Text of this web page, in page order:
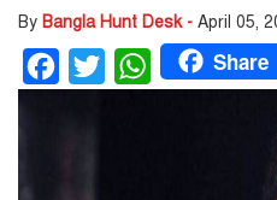
By Bangla Hunt Desk - April 05,
Share